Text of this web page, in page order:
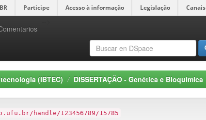
Participe Acesso à informação Legislação Canais
(IBTEC) DISSERTAÇÃO - Genética e Bioquímica
handle/123456789/15785